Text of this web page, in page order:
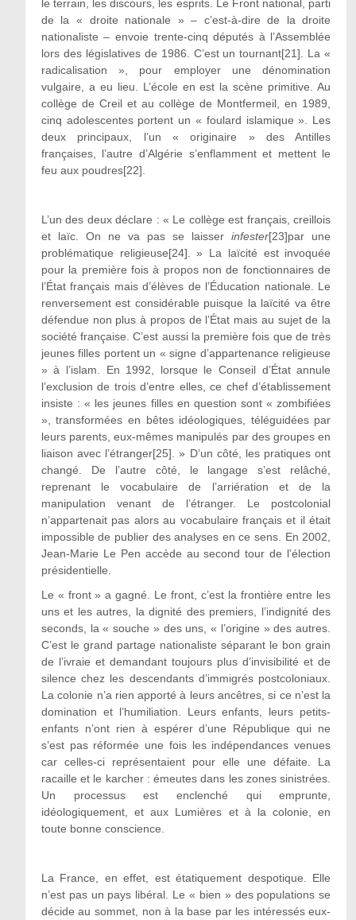
le terrain, les discours, les esprits. Le Front national, parti
de la « droite nationale » – c’est-à-dire de la droite
nationaliste – envoie trente-cinq députés à l’Assemblée
lors des législatives de 1986. C’est un tournant[21]. La «
radicalisation », pour employer une dénomination
vulgaire, a eu lieu. L’école en est la scène primitive. Au
collège de Creil et au collège de Montfermeil, en 1989,
cinq adolescentes portent un « foulard islamique ». Les
deux principaux, l’un « originaire » des Antilles
françaises, l’autre d’Algérie s’enflamment et mettent le
feu aux poudres[22].
L’un des deux déclare : « Le collège est français, creillois
et laïc. On ne va pas se laisserinfester[23]par une
problématique religieuse[24]. » La laïcité est invoquée
pour la première fois à propos non de fonctionnaires de
l’État français mais d’élèves de l’Éducation nationale. Le
renversement est considérable puisque la laïcité va être
défendue non plus à propos de l’État mais au sujet de la
société française. C’est aussi la première fois que de très
jeunes filles portent un « signe d’appartenance religieuse
» à l’islam. En 1992, lorsque le Conseil d’État annule
l’exclusion de trois d’entre elles, ce chef d’établissement
insiste : « les jeunes filles en question sont « zombifiées
», transformées en bêtes idéologiques, téléguidées par
leurs parents, eux-mêmes manipulés par des groupes en
liaison avec l’étranger[25]. » D’un côté, les pratiques ont
changé. De l’autre côté, le langage s’est relâché,
reprenant le vocabulaire de l’arriération et de la
manipulation venant de l’étranger. Le postcolonial
n’appartenait pas alors au vocabulaire français et il était
impossible de publier des analyses en ce sens. En 2002,
Jean-Marie Le Pen accède au second tour de l’élection
présidentielle.
Le « front » a gagné. Le front, c’est la frontière entre les
uns et les autres, la dignité des premiers, l’indignité des
seconds, la « souche » des uns, « l’origine » des autres.
C’est le grand partage nationaliste séparant le bon grain
de l’ivraie et demandant toujours plus d’invisibilité et de
silence chez les descendants d’immigrés postcoloniaux.
La colonie n’a rien apporté à leurs ancêtres, si ce n’est la
domination et l’humiliation. Leurs enfants, leurs petits-
enfants n’ont rien à espérer d’une République qui ne
s’est pas réformée une fois les indépendances venues
car celles-ci représentaient pour elle une défaite. La
racaille et le karcher : émeutes dans les zones sinistrées.
Un processus est enclenché qui emprunte,
idéologiquement, et aux Lumières et à la colonie, en
toute bonne conscience.
La France, en effet, est étatiquement despotique. Elle
n’est pas un pays libéral. Le « bien » des populations se
décide au sommet, non à la base par les intéressés eux-